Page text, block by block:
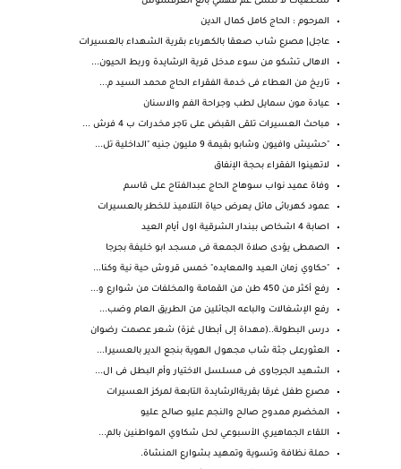
المرحوم : الحاج كامل كمال الدين
عاجل| مصرع شاب صعقا بالكهرباء بقرية الشهداء بالعسيرات
الاهالى تشكو من سوء مدخل قرية الرشايدة وربط الحيون...
تاريخ من العطاء فى خدمة الفقراء الحاج محمد السيد م...
عيادة مون سمايل لطب وجراحة الفم والاسنان
مباحث العسيرات تلقى القبض على تاجر مخدرات ب 4 فرش ...
"حشيش وافيون وشابو بقيمة 9 مليون جنيه "الداخلية تل...
لاتهينوا الفقراء بحجة الإنفاق
وفاة عميد نواب سوهاج الحاج عبدالفتاح على قاسم
عمود كهربائى مائل يعرض حياة التلاميذ للخطر بالعسيرات
اصابة 4 اشخاص ببندار الشرقية اول أيام العيد
الصمطى يؤدى صلاة الجمعة فى مسجد ابو خليفة بجرجا
"حكاوي زمان العيد والمعايده" خمس قروش حية نية وكنا...
رفع أكثر من 450 طن من القمامة والمخلفات من شوارع و...
رفع الإشغالات والباعه الجائلين من الطريق العام وضب...
درس البطولة..(مهداة إلى أبطال غزة) شعر عصمت رضوان
العثورعلى جثة شاب مجهول الهوية بنجع الدير بالعسيرا...
الشهيد الجرجاوى فى مسلسل الاختيار وأم البطل فى ال...
مصرع طفل غرقا بقريةالرشايدة التابعة لمركز العسيرات
المخضرم ممدوح صالح والنجم عليو صالح عليو
اللقاء الجماهيري الأسبوعي لحل شكاوي المواطنين بالم...
حملة نظافة وتسوية وتمهيد بشوارع المنشاة.